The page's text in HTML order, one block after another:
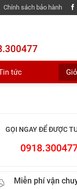
Chính sách bảo hành
tức
GỌI NGAY ĐỂ ĐƯỢC
Miễn phí vận